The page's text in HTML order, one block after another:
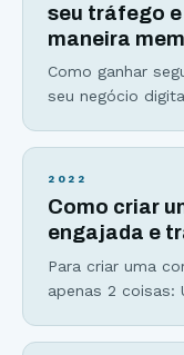
seu tráfego
maneira
Como ganhar
seu negócio
querendo
de usuários,
2022
Como criar
engajada e
Para criar uma
apenas 2 coisas:
do líder para